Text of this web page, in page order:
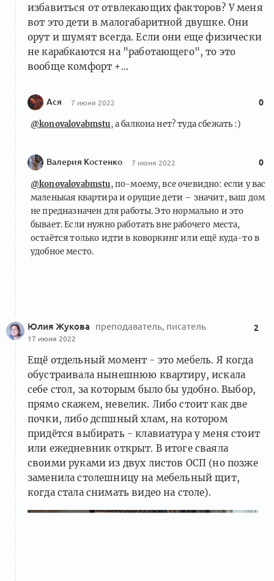
избавиться от отвлекающих факторов? У меня
вот это дети в малогабаритной двушке. Они
орут и шумят всегда. Если они еще физически
не карабкаются на "работающего", то это
вообще комфорт +...
Ася 7 июня 2022 0
@konovalovabmstu, а балкона нет? туда сбежать :)
Валерия Костенко 7 июня 2022 0
@konovalovabmstu, по-моему, все очевидно: если у вас
маленькая квартира и орущие дети – значит, ваш дом
не предназначен для работы. Это нормально и это
бывает. Если нужно работать вне рабочего места,
остаётся только идти в коворкинг или ещё куда-то в
удобное место.
Юлия Жукова преподаватель, писатель
17 июня 2022
2
Ещё отдельный момент - это мебель. Я когда
обустраивала нынешнюю квартиру, искала
себе стол, за которым было бы удобно. Выбор,
прямо скажем, невелик. Либо стоит как две
почки, либо дспшный хлам, на котором
придётся выбирать - клавиатура у меня стоит
или ежедневник открыт. В итоге сваяла
своими руками из двух листов ОСП (но позже
заменила столешницу на мебельный щит,
когда стала снимать видео на столе).